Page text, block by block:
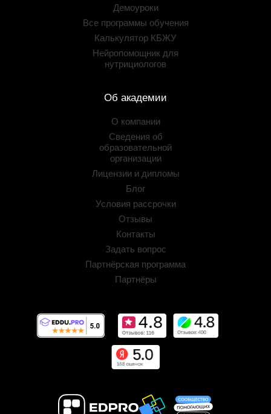
Демоуроки
Все программы обучения
Калькулятор КБЖУ
Нейропомощник для
нутрициологов
Об академии
О компании
Сведения об
образовательной
организации
Лицензии и дипломы
Блог
Условия рассрочки
Отзывы
Контакты
Задать вопрос
Партнёрская программа
Партнёры